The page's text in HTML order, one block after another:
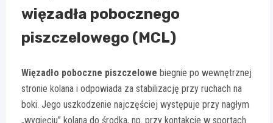
więzadła pobocznego
piszczelowego (MCL)
Więzadło poboczne piszczelowe biegnie po wewnętrznej
stronie kolana i odpowiada za stabilizację przy ruchach na
boki. Jego uszkodzenie najczęściej występuje przy nagłym
„wygięciu” kolana do środka, np. przy kontakcie w sportach